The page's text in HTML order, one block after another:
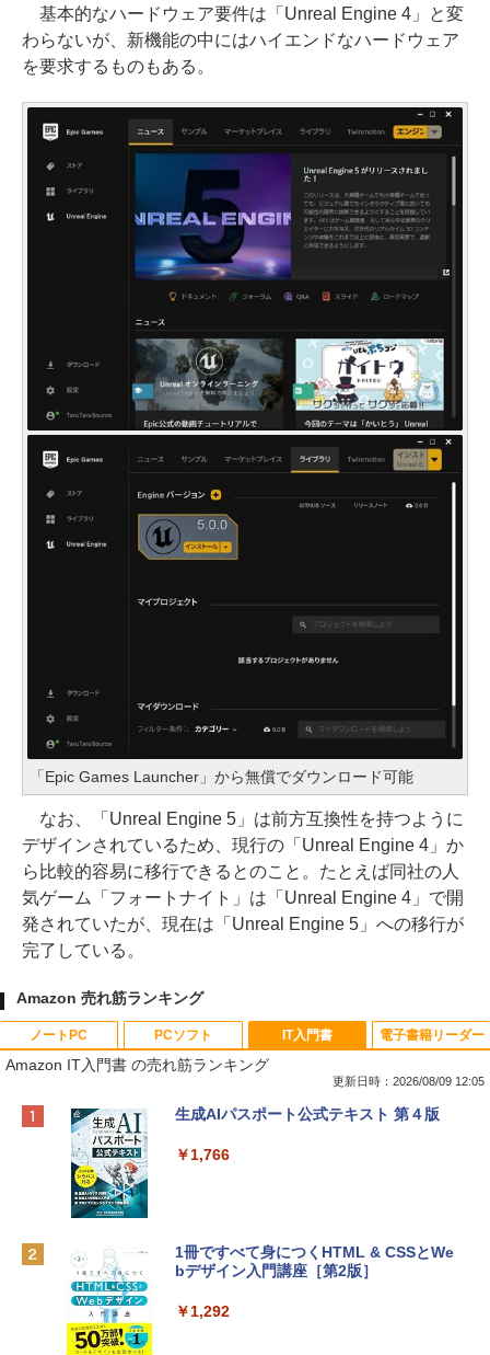
基本的なハードウェア要件は「Unreal Engine 4」と変
わらないが、新機能の中にはハイエンドなハードウェア
を要求するものもある。
「Epic Games Launcher」から無償でダウンロード可能
なお、「Unreal Engine 5」は前方互換性を持つように
デザインされているため、現行の「Unreal Engine 4」か
ら比較的容易に移行できるとのこと。たとえば同社の人
気ゲーム「フォートナイト」は「Unreal Engine 4」で開
発されていたが、現在は「Unreal Engine 5」への移行が
完了している。
Amazon 売れ筋ランキング
ノートPC
Apple 2026 MacBook Neo A18 Proチッ
e Intelligenceのために設計、Liquid Ret
￥119,800
tomtoc 360°保護 15.6 16インチ パソコ
PCソフト
Robloxギフトカード - 800 Robux 【限
インゲームコード】 ロブロックス | オン
Robloxギフトカード - 1000 Robux 【限
インゲームコード】 ロブロックス |オン
IT入門書
Amazon IT入門書 の売れ筋ランキング
更新日時：2026/08/09 12:05
生成AIパスポート公式テキスト 第４版
￥1,766
1冊ですべて身につくHTML & CSSとWe
bデザイン入門講座［第2版］
￥1,292
電子書籍リーダー